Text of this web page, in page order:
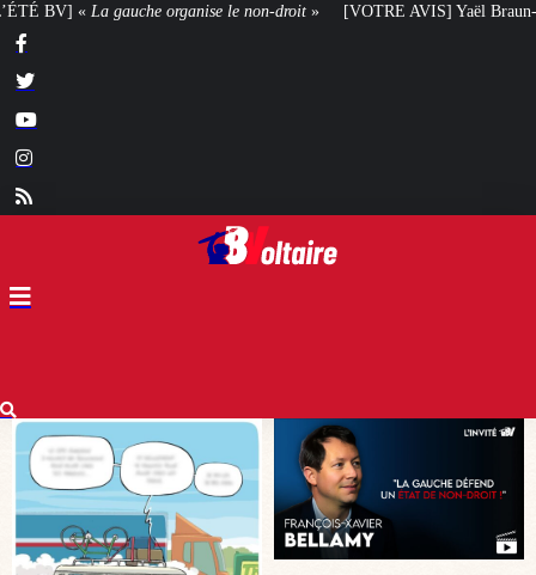
droit» [VOTRE AVIS] Yaël Braun-Pivet doit-elle renoncer à son projet